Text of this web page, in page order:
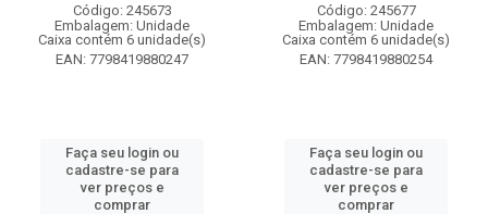
Código: 245673
Embalagem: Unidade
Caixa contém 6 unidade(s)
EAN: 7798419880247
Faça seu login ou
cadastre-se para
ver preços e
comprar
Código: 245677
Embalagem: Unidade
Caixa contém 6 unidade(s)
EAN: 7798419880254
Faça seu login ou
cadastre-se para
ver preços e
comprar